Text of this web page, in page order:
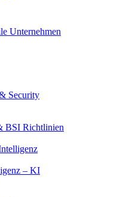
Security
BSI Richtlinien
– KI